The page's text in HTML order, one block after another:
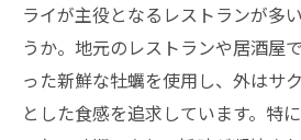
ライが主役となるレストランが多
うか。地元のレストランや居酒屋
った新鮮な牡蠣を使用し、外はサ
とした食感を追求しています。特